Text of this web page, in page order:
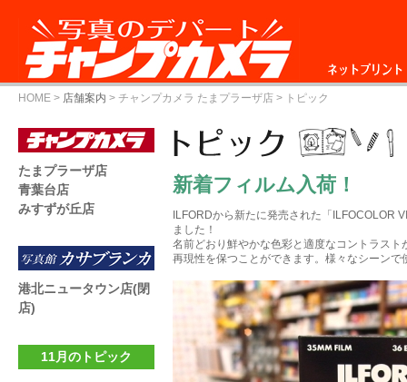
ネットプリント
HOME > 店舗案内 > チャンプカメラ たまプラーザ店 > トピック
新着フィルム入荷！
ILFORDから新たに発売された「ILFOCOLOR
ました！
名前どおり鮮やかな色彩と適度なコントラス
再現性を保つことができます。様々なシーン
たまプラーザ店
青葉台店
みすずが丘店
港北ニュータウン店(閉
店)
11月のトピック